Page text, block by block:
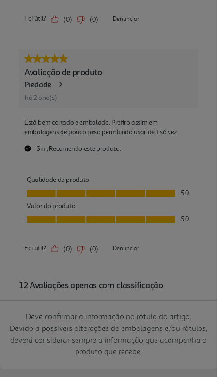
Deve confirmar a informação no rótulo do artigo.
Devido a possíveis alterações de embalagens e/ou rótulos,
deverá considerar sempre a informação que acompanha o
produto que recebe.